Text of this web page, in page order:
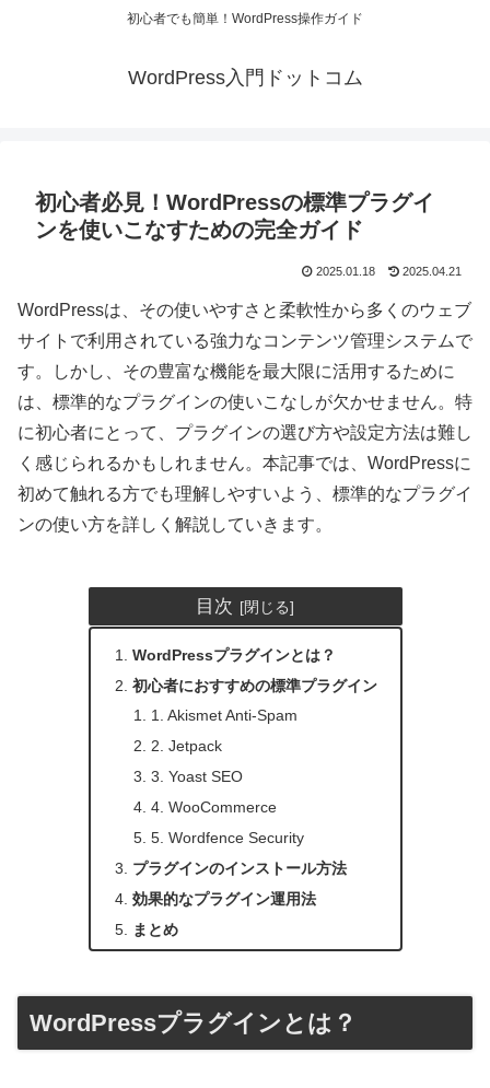
初心者でも簡単！WordPress操作ガイド
WordPress入門ドットコム
初心者必見！WordPressの標準プラグイ
ンを使いこなすための完全ガイド
2025.01.18 2025.04.21
WordPressは、その使いやすさと柔軟性から多くのウェブ
サイトで利用されている強力なコンテンツ管理システムで
す。しかし、その豊富な機能を最大限に活用するために
は、標準的なプラグインの使いこなしが欠かせません。特
に初心者にとって、プラグインの選び方や設定方法は難し
く感じられるかもしれません。本記事では、WordPressに
初めて触れる方でも理解しやすいよう、標準的なプラグイ
ンの使い方を詳しく解説していきます。
目次
WordPressプラグインとは？
初心者におすすめの標準プラグイン
1. Akismet Anti-Spam
2. Jetpack
3. Yoast SEO
4. WooCommerce
5. Wordfence Security
プラグインのインストール方法
効果的なプラグイン運用法
まとめ
WordPressプラグインとは？